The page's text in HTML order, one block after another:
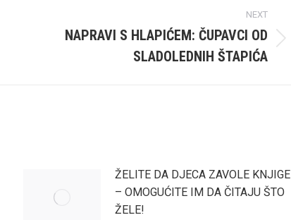
NEXT
NAPRAVI S HLAPIĆEM: ČUPAVCI OD
SLADOLEDNIH ŠTAPIĆA
ŽELITE DA DJECA ZAVOLE KNJIGE
– OMOGUĆITE IM DA ČITAJU ŠTO
ŽELE!